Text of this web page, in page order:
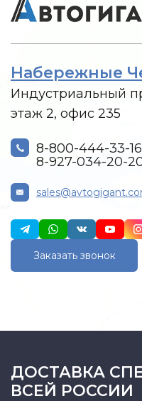
Набережные
Индустриальный
этаж 2, офис 235
8-800-444-33-16
8-927-034-20-
Заказать звонок
ДОСТАВКА
ВСЕЙ РОССИИ